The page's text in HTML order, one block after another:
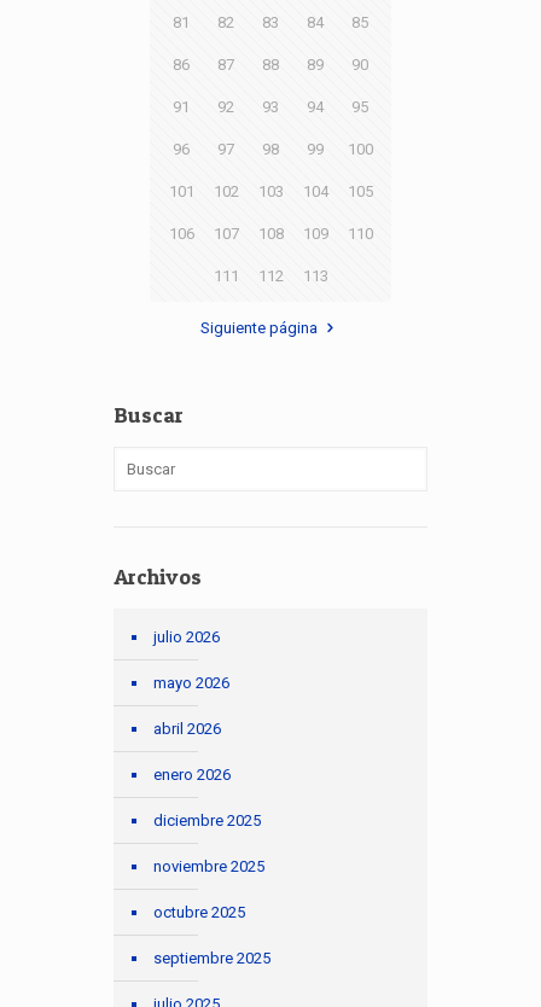
81 82 83 84 85
86 87 88 89 90
91 92 93 94 95
96 97 98 99 100
101 102 103 104 105
106 107 108 109 110
111 112 113
Siguiente página
Buscar
Archivos
julio 2026
mayo 2026
abril 2026
enero 2026
diciembre 2025
noviembre 2025
octubre 2025
septiembre 2025